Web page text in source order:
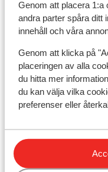
Genom att placera 1:a
andra parter spåra ditt
innehåll och våra
Genom att klicka på
placeringen av alla
du hitta mer
du kan välja vilka
preferenser eller
Lägenheter
Hotel Crystal
Mauracher